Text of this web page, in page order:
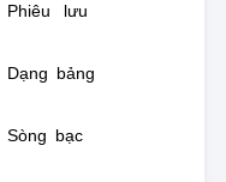
Phiêu lưu
Dạng bảng
Sòng bạc